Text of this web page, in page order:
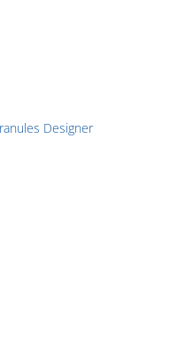
Designer